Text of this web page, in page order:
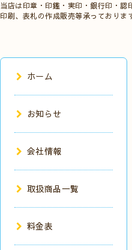
当店は印章・印鑑・実印・銀行印・認
印刷、表札の作成販売等承っておりま
ホーム
お知らせ
会社情報
取扱商品一覧
料金表